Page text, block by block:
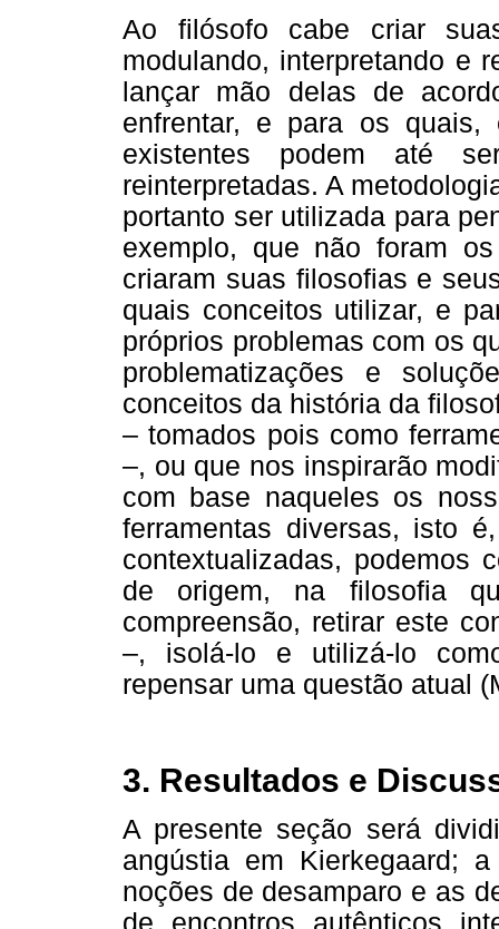
Ao filósofo cabe criar
modulando, interpretando e
lançar mão delas de
enfrentar, e para os quais,
existentes podem até
reinterpretadas. A
portanto ser utilizada para
exemplo, que não foram
criaram suas filosofias e
quais conceitos utilizar, e
próprios problemas com os
problematizações e
conceitos da história da
– tomados pois como
–, ou que nos inspirarão
com base naqueles os
ferramentas diversas, isto
contextualizadas, podemos
de origem, na filosofia
compreensão, retirar este
–, isolá-lo e utilizá-lo
repensar uma questão atual
3. Resultados e
A presente seção será
angústia em Kierkegaard;
noções de desamparo e as